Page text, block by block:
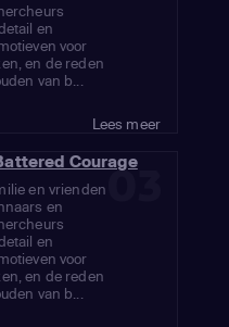
en
voor
en de reden
van b...
Lees meer
03
Courage
en vrienden
en
en
voor
en de reden
van b...